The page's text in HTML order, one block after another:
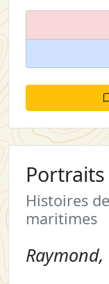
Histoires
maritimes
Raymond,